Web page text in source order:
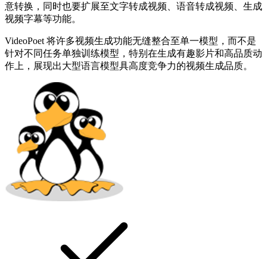
意转换，同时也要扩展至文字转成视频、语音转成视频、生成
视频字幕等功能。
VideoPoet 将许多视频生成功能无缝整合至单一模型，而不是
针对不同任务单独训练模型，特别在生成有趣影片和高品质动
作上，展现出大型语言模型具高度竞争力的视频生成品质。